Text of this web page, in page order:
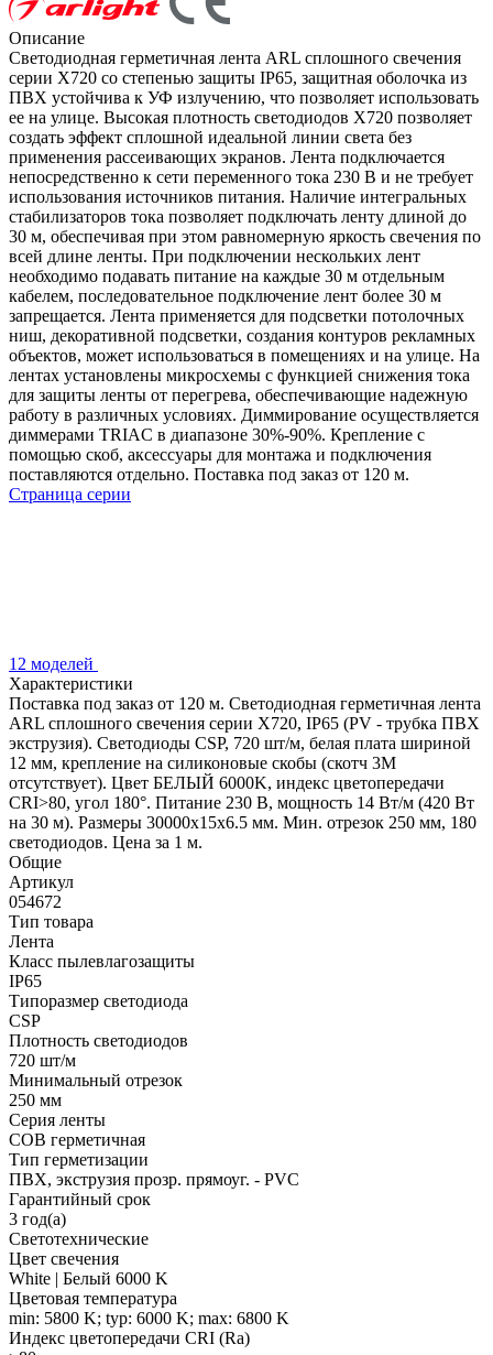
Описание
Светодиодная герметичная лента ARL сплошного свечения
серии X720 со степенью защиты IP65, защитная оболочка из
ПВХ устойчива к УФ излучению, что позволяет использовать
ее на улице. Высокая плотность светодиодов X720 позволяет
создать эффект сплошной идеальной линии света без
применения рассеивающих экранов. Лента подключается
непосредственно к сети переменного тока 230 В и не требует
использования источников питания. Наличие интегральных
стабилизаторов тока позволяет подключать ленту длиной до
30 м, обеспечивая при этом равномерную яркость свечения по
всей длине ленты. При подключении нескольких лент
необходимо подавать питание на каждые 30 м отдельным
кабелем, последовательное подключение лент более 30 м
запрещается. Лента применяется для подсветки потолочных
ниш, декоративной подсветки, создания контуров рекламных
объектов, может использоваться в помещениях и на улице. На
лентах установлены микросхемы с функцией снижения тока
для защиты ленты от перегрева, обеспечивающие надежную
работу в различных условиях. Диммирование осуществляется
диммерами TRIAC в диапазоне 30%-90%. Крепление с
помощью скоб, аксессуары для монтажа и подключения
поставляются отдельно. Поставка под заказ от 120 м.
Страница серии
12 моделей
Характеристики
Поставка под заказ от 120 м. Светодиодная герметичная лента
ARL сплошного свечения серии X720, IP65 (PV - трубка ПВХ
экструзия). Светодиоды CSP, 720 шт/м, белая плата шириной
12 мм, крепление на силиконовые скобы (скотч 3M
отсутствует). Цвет БЕЛЫЙ 6000K, индекс цветопередачи
CRI>80, угол 180°. Питание 230 В, мощность 14 Вт/м (420 Вт
на 30 м). Размеры 30000x15x6.5 мм. Мин. отрезок 250 мм, 180
светодиодов. Цена за 1 м.
Общие
Артикул
054672
Тип товара
Лента
Класс пылевлагозащиты
IP65
Типоразмер светодиода
CSP
Плотность светодиодов
720 шт/м
Минимальный отрезок
250 мм
Серия ленты
COB герметичная
Тип герметизации
ПВХ, экструзия прозр. прямоуг. - PVC
Гарантийный срок
3 год(а)
Светотехнические
Цвет свечения
White | Белый 6000 K
Цветовая температура
min: 5800 K; typ: 6000 K; max: 6800 K
Индекс цветопередачи CRI (Ra)